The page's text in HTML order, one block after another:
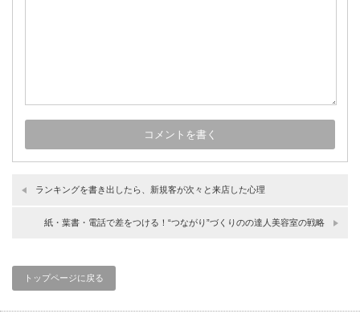
ランキングを書き出したら、新規客が次々と来店した心理
紙・葉書・電話で差をつける！“つながり”づくりのの達人美容室の戦略
トップページに戻る